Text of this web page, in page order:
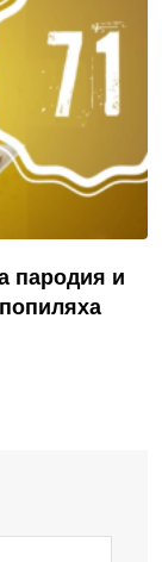
пародия и